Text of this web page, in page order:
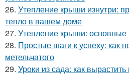
26. Утепление крыши изнутри:
тепло в вашем доме
27. Утепление крыши: основные
28. Простые шаги к успеху: как
метельчатого
29. Уроки из сада: как